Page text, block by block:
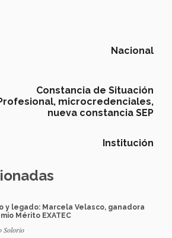
Nacional
Constancia de Situación
microcredenciales,
nueva constancia SEP
Institución
y legado: Marcela Velasco, ganadora
Mérito EXATEC
Solorio